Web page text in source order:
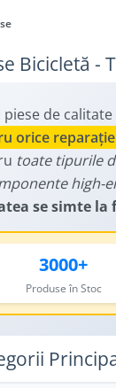
Bicicletă
piese de
orice
toate tipurile
high-
se simte la
3000+
Produse în Stoc